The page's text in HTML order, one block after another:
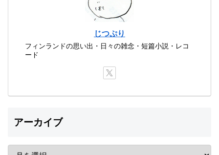
じつぷり
フィンランドの思い出・日々の雑念・短篇小説・レコ
ード
アーカイブ